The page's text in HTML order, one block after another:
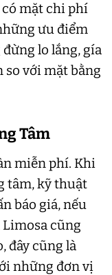
có mặt chi phí
ưu điểm
lo lắng, gía
so với mặt bằng
Tâm
miễn phí. Khi
tâm, kỹ thuật
báo giá, nếu
cũng
đây cũng là
những đơn vị